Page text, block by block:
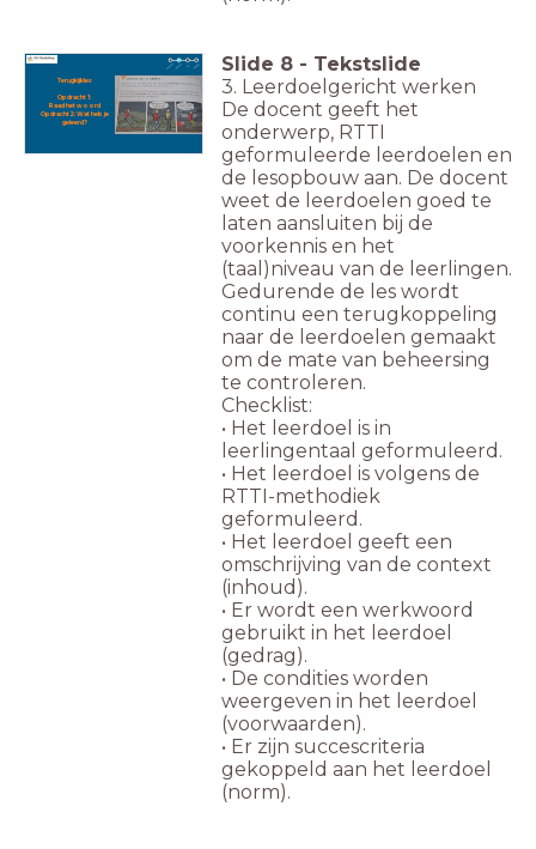
Terugkijkles
Opdracht 1:
Raad het woord
Opdracht 2: Wat heb je
geleerd?
Slide 8 - Tekstslide
3. Leerdoelgericht werken
De docent geeft het
onderwerp, RTTI
geformuleerde leerdoelen en
de lesopbouw aan. De docent
weet de leerdoelen goed te
laten aansluiten bij de
voorkennis en het
(taal)niveau van de leerlingen.
Gedurende de les wordt
continu een terugkoppeling
naar de leerdoelen gemaakt
om de mate van beheersing
te controleren.
Checklist:
• Het leerdoel is in
leerlingentaal geformuleerd.
• Het leerdoel is volgens de
RTTI-methodiek
geformuleerd.
• Het leerdoel geeft een
omschrijving van de context
(inhoud).
• Er wordt een werkwoord
gebruikt in het leerdoel
(gedrag).
• De condities worden
weergeven in het leerdoel
(voorwaarden).
• Er zijn succescriteria
gekoppeld aan het leerdoel
(norm).